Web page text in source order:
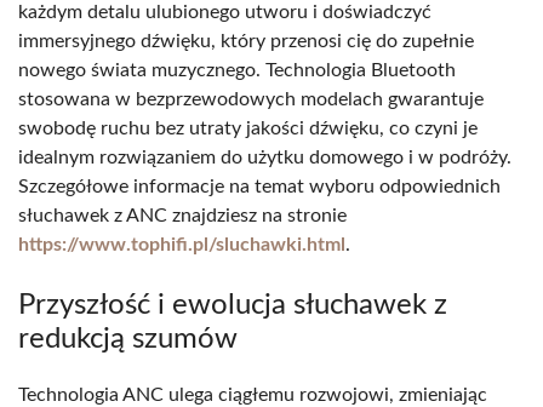
każdym detalu ulubionego utworu i doświadczyć
immersyjnego dźwięku, który przenosi cię do zupełnie
nowego świata muzycznego. Technologia Bluetooth
stosowana w bezprzewodowych modelach gwarantuje
swobodę ruchu bez utraty jakości dźwięku, co czyni je
idealnym rozwiązaniem do użytku domowego i w podróży.
Szczegółowe informacje na temat wyboru odpowiednich
słuchawek z ANC znajdziesz na stronie
https://www.tophifi.pl/sluchawki.html .
Przyszłość i ewolucja słuchawek z
redukcją szumów
Technologia ANC ulega ciągłemu rozwojowi, zmieniając